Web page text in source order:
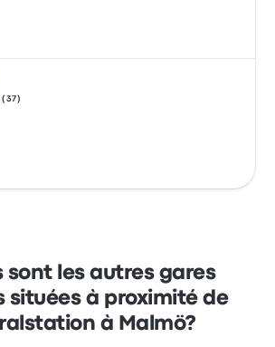
(37 )
sont les autres gares
situées à proximité de
à Malmö?